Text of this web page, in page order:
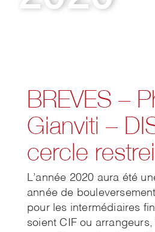
BREVES –
Gianviti –
cercle
L’année 2020 aura été
année de bouleversement
pour les intermédiaires
soient CIF ou